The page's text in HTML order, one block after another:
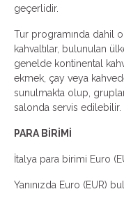
geçerlidir.
Tur programında dahil
kahvaltılar, bulunulan
genelde kontinental
ekmek, çay veya
sunulmakta olup,
salonda servis edilebilir.
PARA BİRİMİ
İtalya para birimi Euro
Yanınızda Euro (EUR)